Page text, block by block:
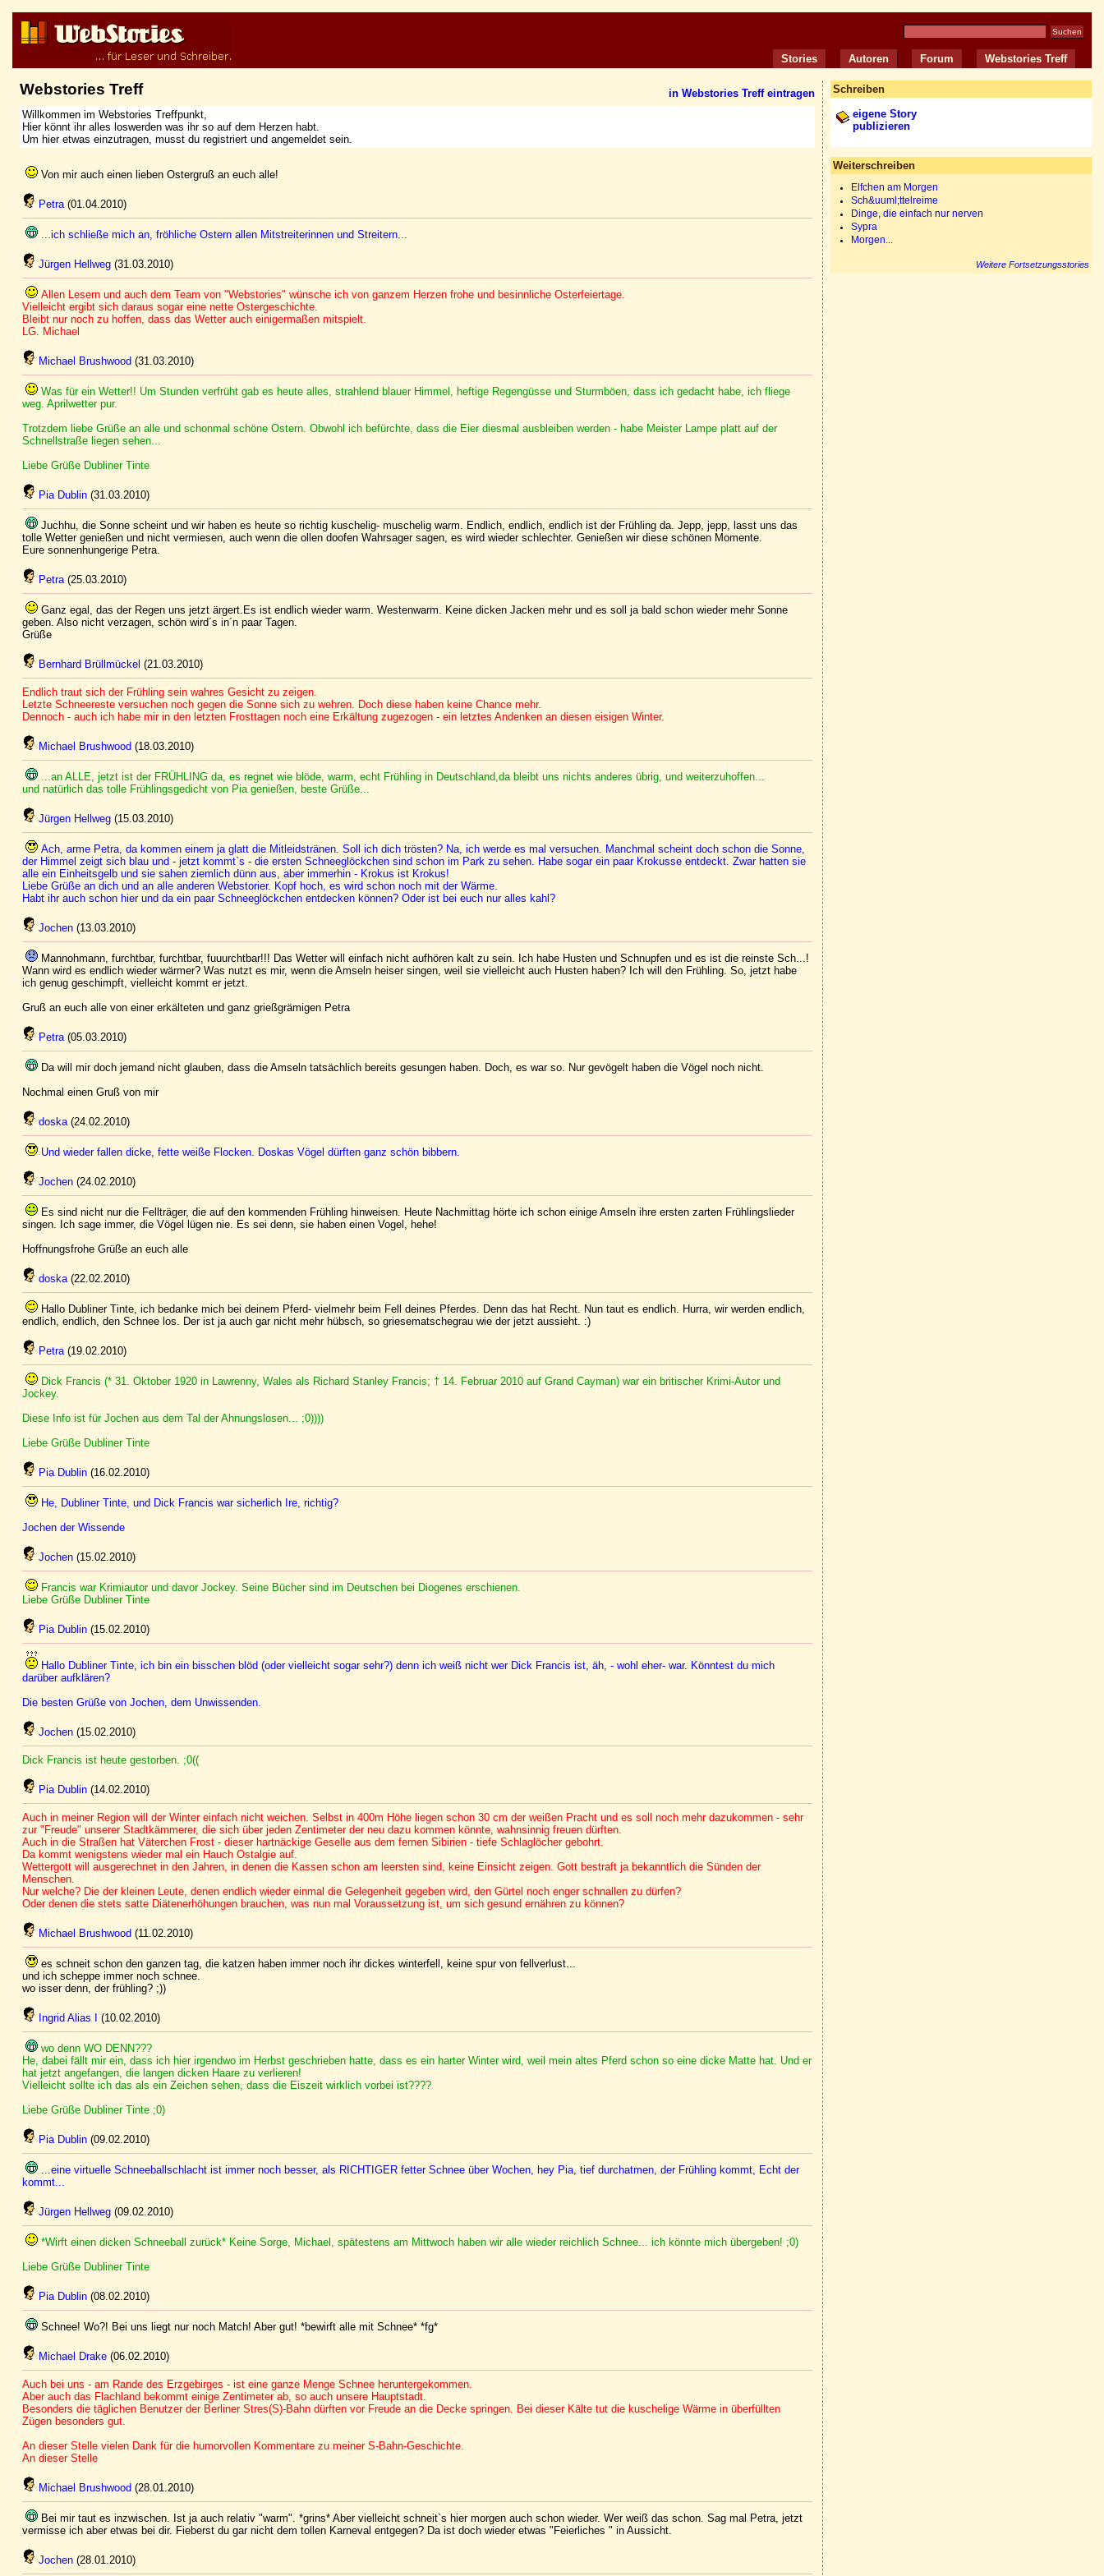
Stories Autoren Forum Webstories Treff
Webstories Treff
in Webstories Treff eintragen
Willkommen im Webstories Treffpunkt,
Hier könnt ihr alles loswerden was ihr so auf dem Herzen habt.
Um hier etwas einzutragen, musst du registriert und angemeldet sein.
Von mir auch einen lieben Ostergruß an euch alle!
Petra(01.04.2010)
...ich schließe mich an, fröhliche Ostern allen Mitstreiterinnen und Streitern...
Jürgen Hellweg (31.03.2010)
Allen Lesern und auch dem Team von "Webstories" wünsche ich von ganzem Herzen frohe und besinnliche Osterfeiertage.
Vielleicht ergibt sich daraus sogar eine nette Ostergeschichte.
Bleibt nur noch zu hoffen, dass das Wetter auch einigermaßen mitspielt.
LG. Michael
Michael Brushwood (31.03.2010)
Was für ein Wetter!! Um Stunden verfrüht gab es heute alles, strahlend blauer Himmel, heftige Regengüsse und Sturmböen, dass ich gedacht habe, ich fliege
weg. Aprilwetter pur.
Trotzdem liebe Grüße an alle und schonmal schöne Ostern. Obwohl ich befürchte, dass die Eier diesmal ausbleiben werden - habe Meister Lampe platt auf der
Schnellstraße liegen sehen...
Liebe Grüße Dubliner Tinte
Pia Dublin (31.03.2010)
Juchhu, die Sonne scheint und wir haben es heute so richtig kuschelig- muschelig warm. Endlich, endlich, endlich ist der Frühling da. Jepp, jepp, lasst uns das
tolle Wetter genießen und nicht vermiesen, auch wenn die ollen doofen Wahrsager sagen, es wird wieder schlechter. Genießen wir diese schönen Momente.
Eure sonnenhungerige Petra.
Petra(25.03.2010)
Ganz egal, das der Regen uns jetzt ärgert.Es ist endlich wieder warm. Westenwarm. Keine dicken Jacken mehr und es soll ja bald schon wieder mehr Sonne
geben. Also nicht verzagen, schön wird´s in´n paar Tagen.
Grüße
Bernhard Brüllmückel (21.03.2010)
Endlich traut sich der Frühling sein wahres Gesicht zu zeigen.
Letzte Schneereste versuchen noch gegen die Sonne sich zu wehren. Doch diese haben keine Chance mehr.
Dennoch - auch ich habe mir in den letzten Frosttagen noch eine Erkältung zugezogen - ein letztes Andenken an diesen eisigen Winter.
Michael Brushwood (18.03.2010)
...an ALLE, jetzt ist der FRÜHLING da, es regnet wie blöde, warm, echt Frühling in Deutschland,da bleibt uns nichts anderes übrig, und weiterzuhoffen...
und natürlich das tolle Frühlingsgedicht von Pia genießen, beste Grüße...
Jürgen Hellweg (15.03.2010)
Ach, arme Petra, da kommen einem ja glatt die Mitleidstränen. Soll ich dich trösten? Na, ich werde es mal versuchen. Manchmal scheint doch schon die Sonne,
der Himmel zeigt sich blau und - jetzt kommt`s - die ersten Schneeglöckchen sind schon im Park zu sehen. Habe sogar ein paar Krokusse entdeckt. Zwar hatten sie
alle ein Einheitsgelb und sie sahen ziemlich dünn aus, aber immerhin - Krokus ist Krokus!
Liebe Grüße an dich und an alle anderen Webstorier. Kopf hoch, es wird schon noch mit der Wärme.
Habt ihr auch schon hier und da ein paar Schneeglöckchen entdecken können? Oder ist bei euch nur alles kahl?
Jochen (13.03.2010)
Mannohmann, furchtbar, furchtbar, fuuurchtbar!!! Das Wetter will einfach nicht aufhören kalt zu sein. Ich habe Husten und Schnupfen und es ist die reinste Sch...!
Wann wird es endlich wieder wärmer? Was nutzt es mir, wenn die Amseln heiser singen, weil sie vielleicht auch Husten haben? Ich will den Frühling. So, jetzt habe
ich genug geschimpft, vielleicht kommt er jetzt.
Gruß an euch alle von einer erkälteten und ganz grießgrämigen Petra
Petra(05.03.2010)
Da will mir doch jemand nicht glauben, dass die Amseln tatsächlich bereits gesungen haben. Doch, es war so. Nur gevögelt haben die Vögel noch nicht.
Nochmal einen Gruß von mir
doska(24.02.2010)
Und wieder fallen dicke, fette weiße Flocken. Doskas Vögel dürften ganz schön bibbern.
Jochen (24.02.2010)
Es sind nicht nur die Fellträger, die auf den kommenden Frühling hinweisen. Heute Nachmittag hörte ich schon einige Amseln ihre ersten zarten Frühlingslieder
singen. Ich sage immer, die Vögel lügen nie. Es sei denn, sie haben einen Vogel, hehe!
Hoffnungsfrohe Grüße an euch alle
doska(22.02.2010)
Hallo Dubliner Tinte, ich bedanke mich bei deinem Pferd- vielmehr beim Fell deines Pferdes. Denn das hat Recht. Nun taut es endlich. Hurra, wir werden endlich,
endlich, endlich, den Schnee los. Der ist ja auch gar nicht mehr hübsch, so griesematschegrau wie der jetzt aussieht. :)
Petra(19.02.2010)
Dick Francis (* 31. Oktober 1920 in Lawrenny, Wales als Richard Stanley Francis; † 14. Februar 2010 auf Grand Cayman) war ein britischer Krimi-Autor und
Jockey.
Diese Info ist für Jochen aus dem Tal der Ahnungslosen... ;0))))
Liebe Grüße Dubliner Tinte
Pia Dublin (16.02.2010)
He, Dubliner Tinte, und Dick Francis war sicherlich Ire, richtig?
Jochen der Wissende
Jochen (15.02.2010)
Francis war Krimiautor und davor Jockey. Seine Bücher sind im Deutschen bei Diogenes erschienen.
Liebe Grüße Dubliner Tinte
Pia Dublin (15.02.2010)
Hallo Dubliner Tinte, ich bin ein bisschen blöd (oder vielleicht sogar sehr?) denn ich weiß nicht wer Dick Francis ist, äh, - wohl eher- war. Könntest du mich
darüber aufklären?
Die besten Grüße von Jochen, dem Unwissenden.
Jochen (15.02.2010)
Dick Francis ist heute gestorben. ;0((
Pia Dublin (14.02.2010)
Auch in meiner Region will der Winter einfach nicht weichen. Selbst in 400m Höhe liegen schon 30 cm der weißen Pracht und es soll noch mehr dazukommen - sehr
zur "Freude" unserer Stadtkämmerer, die sich über jeden Zentimeter der neu dazu kommen könnte, wahnsinnig freuen dürften.
Auch in die Straßen hat Väterchen Frost - dieser hartnäckige Geselle aus dem fernen Sibirien - tiefe Schlaglöcher gebohrt.
Da kommt wenigstens wieder mal ein Hauch Ostalgie auf.
Wettergott will ausgerechnet in den Jahren, in denen die Kassen schon am leersten sind, keine Einsicht zeigen. Gott bestraft ja bekanntlich die Sünden der
Menschen.
Nur welche? Die der kleinen Leute, denen endlich wieder einmal die Gelegenheit gegeben wird, den Gürtel noch enger schnallen zu dürfen?
Oder denen die stets satte Diätenerhöhungen brauchen, was nun mal Voraussetzung ist, um sich gesund ernähren zu können?
Michael Brushwood (11.02.2010)
es schneit schon den ganzen tag, die katzen haben immer noch ihr dickes winterfell, keine spur von fellverlust...
und ich scheppe immer noch schnee.
wo isser denn, der frühling? ;))
Ingrid Alias I (10.02.2010)
wo denn WO DENN???
He, dabei fällt mir ein, dass ich hier irgendwo im Herbst geschrieben hatte, dass es ein harter Winter wird, weil mein altes Pferd schon so eine dicke Matte hat. Und er
hat jetzt angefangen, die langen dicken Haare zu verlieren!
Vielleicht sollte ich das als ein Zeichen sehen, dass die Eiszeit wirklich vorbei ist????
Liebe Grüße Dubliner Tinte ;0)
Pia Dublin (09.02.2010)
...eine virtuelle Schneeballschlacht ist immer noch besser, als RICHTIGER fetter Schnee über Wochen, hey Pia, tief durchatmen, der Frühling kommt, Echt der
kommt...
Jürgen Hellweg (09.02.2010)
*Wirft einen dicken Schneeball zurück* Keine Sorge, Michael, spätestens am Mittwoch haben wir alle wieder reichlich Schnee... ich könnte mich übergeben! ;0)
Liebe Grüße Dubliner Tinte
Pia Dublin (08.02.2010)
Schnee! Wo?! Bei uns liegt nur noch Match! Aber gut! *bewirft alle mit Schnee* *fg*
Michael Drake (06.02.2010)
Auch bei uns - am Rande des Erzgebirges - ist eine ganze Menge Schnee heruntergekommen.
Aber auch das Flachland bekommt einige Zentimeter ab, so auch unsere Hauptstadt.
Besonders die täglichen Benutzer der Berliner Stres(S)-Bahn dürften vor Freude an die Decke springen. Bei dieser Kälte tut die kuschelige Wärme in überfüllten
Zügen besonders gut.
An dieser Stelle vielen Dank für die humorvollen Kommentare zu meiner S-Bahn-Geschichte.
An dieser Stelle
Michael Brushwood (28.01.2010)
Bei mir taut es inzwischen. Ist ja auch relativ "warm". *grins* Aber vielleicht schneit`s hier morgen auch schon wieder. Wer weiß das schon. Sag mal Petra, jetzt
vermisse ich aber etwas bei dir. Fieberst du gar nicht dem tollen Karneval entgegen? Da ist doch wieder etwas "Feierliches " in Aussicht.
Jochen (28.01.2010)
Schreiben
eigene Story
publizieren
Weiterschreiben
Elfchen am Morgen
Sch&uuml;ttelreime
Dinge, die einfach nur nerven
Sypra
Morgen...
Weitere Fortsetzungsstories